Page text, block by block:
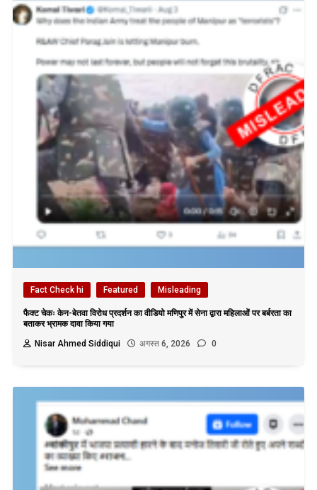
Fact Check hi Featured Misleading
फैक्ट चेकः केन-बेतवा विरोध प्रदर्शन का वीडियो मणिपुर में सेना द्वारा महिलाओं पर बर्बरता का
बताकर भ्रामक दावा किया गया
Nisar Ahmed Siddiqui
अगस्त 6, 2026 0